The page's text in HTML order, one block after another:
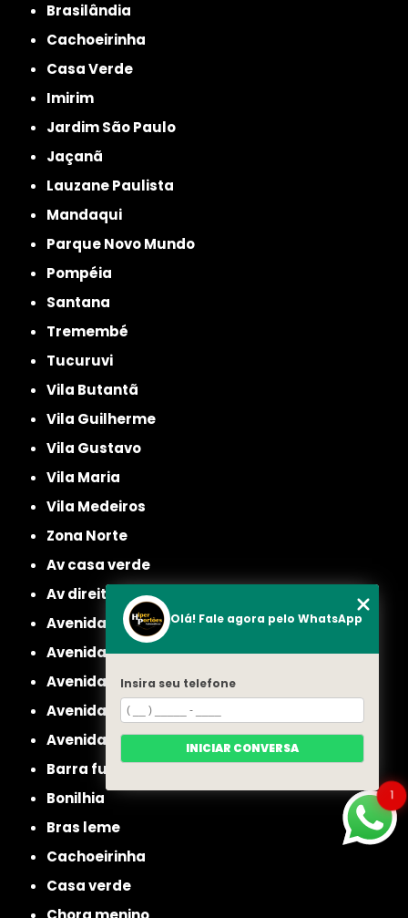
Brasilândia
Cachoeirinha
Casa Verde
Imirim
Jardim São Paulo
Jaçanã
Lauzane Paulista
Mandaqui
Parque Novo Mundo
Pompéia
Santana
Tremembé
Tucuruvi
Vila Butantã
Vila Guilherme
Vila Gustavo
Vila Maria
Vila Medeiros
Zona Norte
av casa verde
av direitos humanos
avenida casa verde
avenida deputado emilio carlos
avenida engenheiro caetano alvares
avenida imirin
avenida inajar de souza
barra funda
bonilhia
bras leme
cachoeirinha
casa verde
1
Olá! Fale agora pelo WhatsApp
Insira seu telefone
INICIAR CONVERSA